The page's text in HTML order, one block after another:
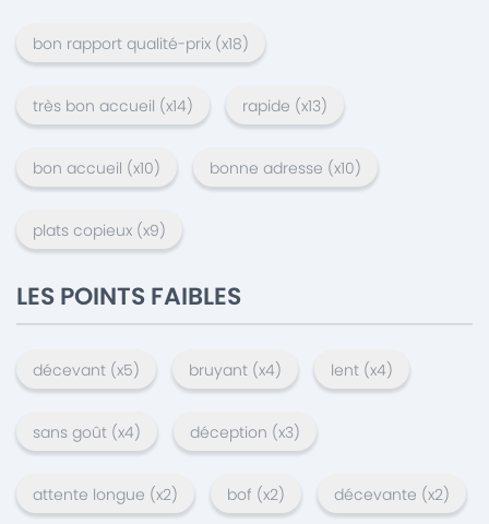
bon rapport qualité-prix (x18)
très bon accueil (x14) rapide (x13)
bon accueil (x10) bonne adresse (x10)
plats copieux (x9)
LES POINTS FAIBLES
décevant (x5) bruyant (x4) lent (x4)
sans goût (x4) déception (x3)
attente longue (x2) bof (x2) décevante (x2)